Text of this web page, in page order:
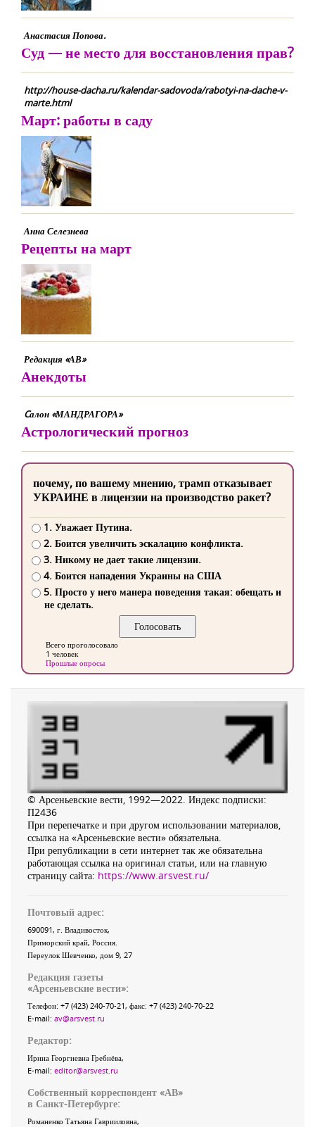
Анастасия Попова.
Суд — не место для восстановления прав?
http://house-dacha.ru/kalendar-sadovoda/rabotyi-na-dache-v-
marte.html
Март: работы в саду
Анна Селезнева
Рецепты на март
Редакция «АВ»
Анекдоты
Cалон «МАНДРАГОРА»
Астрологический прогноз
почему, по вашему мнению, трамп отказывает
УКРАИНЕ в лицензии на производство ракет?
1. Уважает Путина.
2. Боится увеличить эскалацию конфликта.
3. Никому не дает такие лицензии.
4. Боится нападения Украины на США
5. Просто у него манера поведения такая: обещать и
не сделать.
Всего проголосовало
1 человек
Прошлые опросы
© Арсеньевские вести, 1992—2022. Индекс подписки:
П2436
При перепечатке и при другом использовании материалов,
ссылка на «Арсеньевские вести» обязательна.
При републикации в сети интернет так же обязательна
работающая ссылка на оригинал статьи, или на главную
страницу сайта: https://www.arsvest.ru/
Почтовый адрес:
690091, г. Владивосток,
Приморский край, Россия
Переулок Шевченко, дом 9, 27
Редакция газеты
«Арсеньевские вести»:
Телефон: +7 (423) 240-70-21, факс: +7 (423) 240-70-22
E-mail: av@arsvest.ru
Редактор:
Ирина Георгиевна Гребнёва,
E-mail: editor@arsvest.ru
Собственный корреспондент «АВ»
в Санкт-Петербурге:
Романенко Татьяна Гаврииловна,